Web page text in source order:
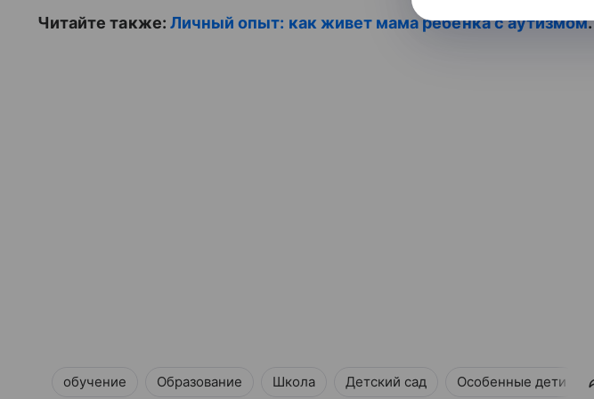
Читайте также: Личный опыт: как живет мама ребенка с аутизмом.
обучение Образование Школа Детский сад Особенные дети